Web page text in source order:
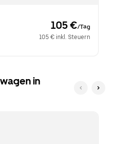
105 €/Tag
105 € inkl. Steuern
in